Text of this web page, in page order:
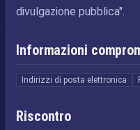
divulgazione pubblica".
Informazioni
Indirizzi di posta elettronica
Riscontro